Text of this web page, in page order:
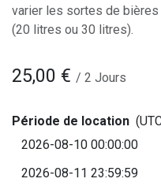
varier les sortes de
(20 litres ou 30 litres).
25,00 € / 2 Jours
Période de location